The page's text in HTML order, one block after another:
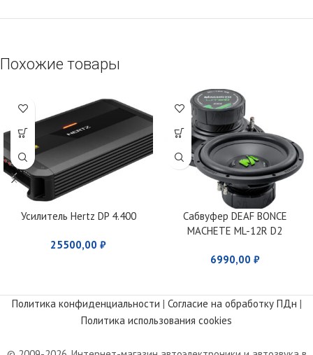
Похожие товары
Усилитель Hertz DP 4.400
25500,00 ₽
Сабвуфер DEAF BONCE
MACHETE ML-12R D2
6990,00 ₽
Политика конфиденциальности | Согласие на обработку ПДн |
Политика использования cookies